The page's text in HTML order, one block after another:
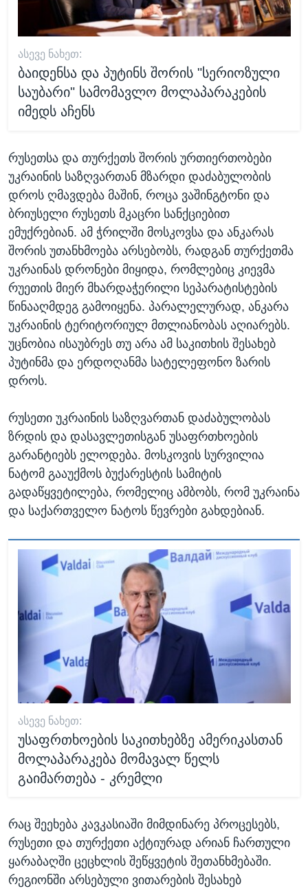
ᲐᲡᲔᲕᲔ ᲜᲐᲮᲔᲗ:
ბაიდენსა და პუტინს შორის "სერიოზული
საუბარი" სამომავლო მოლაპარაკების
იმედს აჩენს
რუსეთსა და თურქეთს შორის ურთიერთობები
უკრაინის საზღვართან მზარდი დაძაბულობის
დროს ღმავდება მაშინ, როცა ვაშინგტონი და
ბრიუსელი რუსეთს მკაცრი სანქციებით
ემუქრებიან. ამ ჭრილში მოსკოვსა და ანკარას
შორის უთანხმოება არსებობს, რადგან თურქეთმა
უკრაინას დრონები მიყიდა, რომლებიც კიევმა
რუეთის მიერ მხარდაჭერილი სეპარატისტების
წინააღმდეგ გამოიყენა. პარალელურად, ანკარა
უკრაინის ტერიტორიულ მთლიანობას აღიარებს.
უცნობია ისაუბრეს თუ არა ამ საკითხის შესახებ
პუტინმა და ერდოღანმა სატელეფონო ზარის
დროს.
რუსეთი უკრაინის საზღვართან დაძაბულობას
ზრდის და დასავლეთისგან უსაფრთხოების
გარანტიებს ელოდება. მოსკოვის სურვილია
ნატომ გააუქმოს ბუქარესტის სამიტის
გადაწყვეტილება, რომელიც ამბობს, რომ უკრაინა
და საქართველო ნატოს წევრები გახდებიან.
ᲐᲡᲔᲕᲔ ᲜᲐᲮᲔᲗ:
უსაფრთხოების საკითხებზე ამერიკასთან
მოლაპარაკება მომავალ წელს
გაიმართება - კრემლი
რაც შეეხება კავკასიაში მიმდინარე პროცესებს,
რუსეთი და თურქეთი აქტიურად არიან ჩართული
ყარაბაღში ცეცხლის შეწყვეტის შეთანხმებაში.
რეგიონში არსებული ვითარების შესახებ